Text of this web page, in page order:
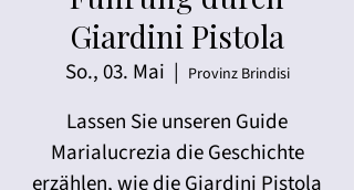
Giardini Pistola
So., 03. Mai
  |
Provinz Brindisi
Lassen Sie unseren Guide
Marialucrezia die Geschichte
erzählen, wie die Giardini Pistola